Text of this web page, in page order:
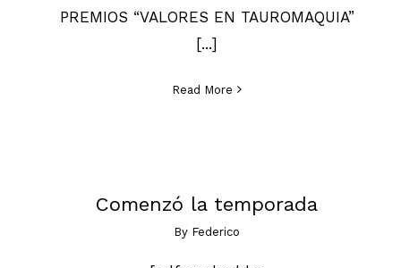
PREMIOS “VALORES EN TAUROMAQUIA”
[...]
Read More
Comenzó la temporada
By Federico